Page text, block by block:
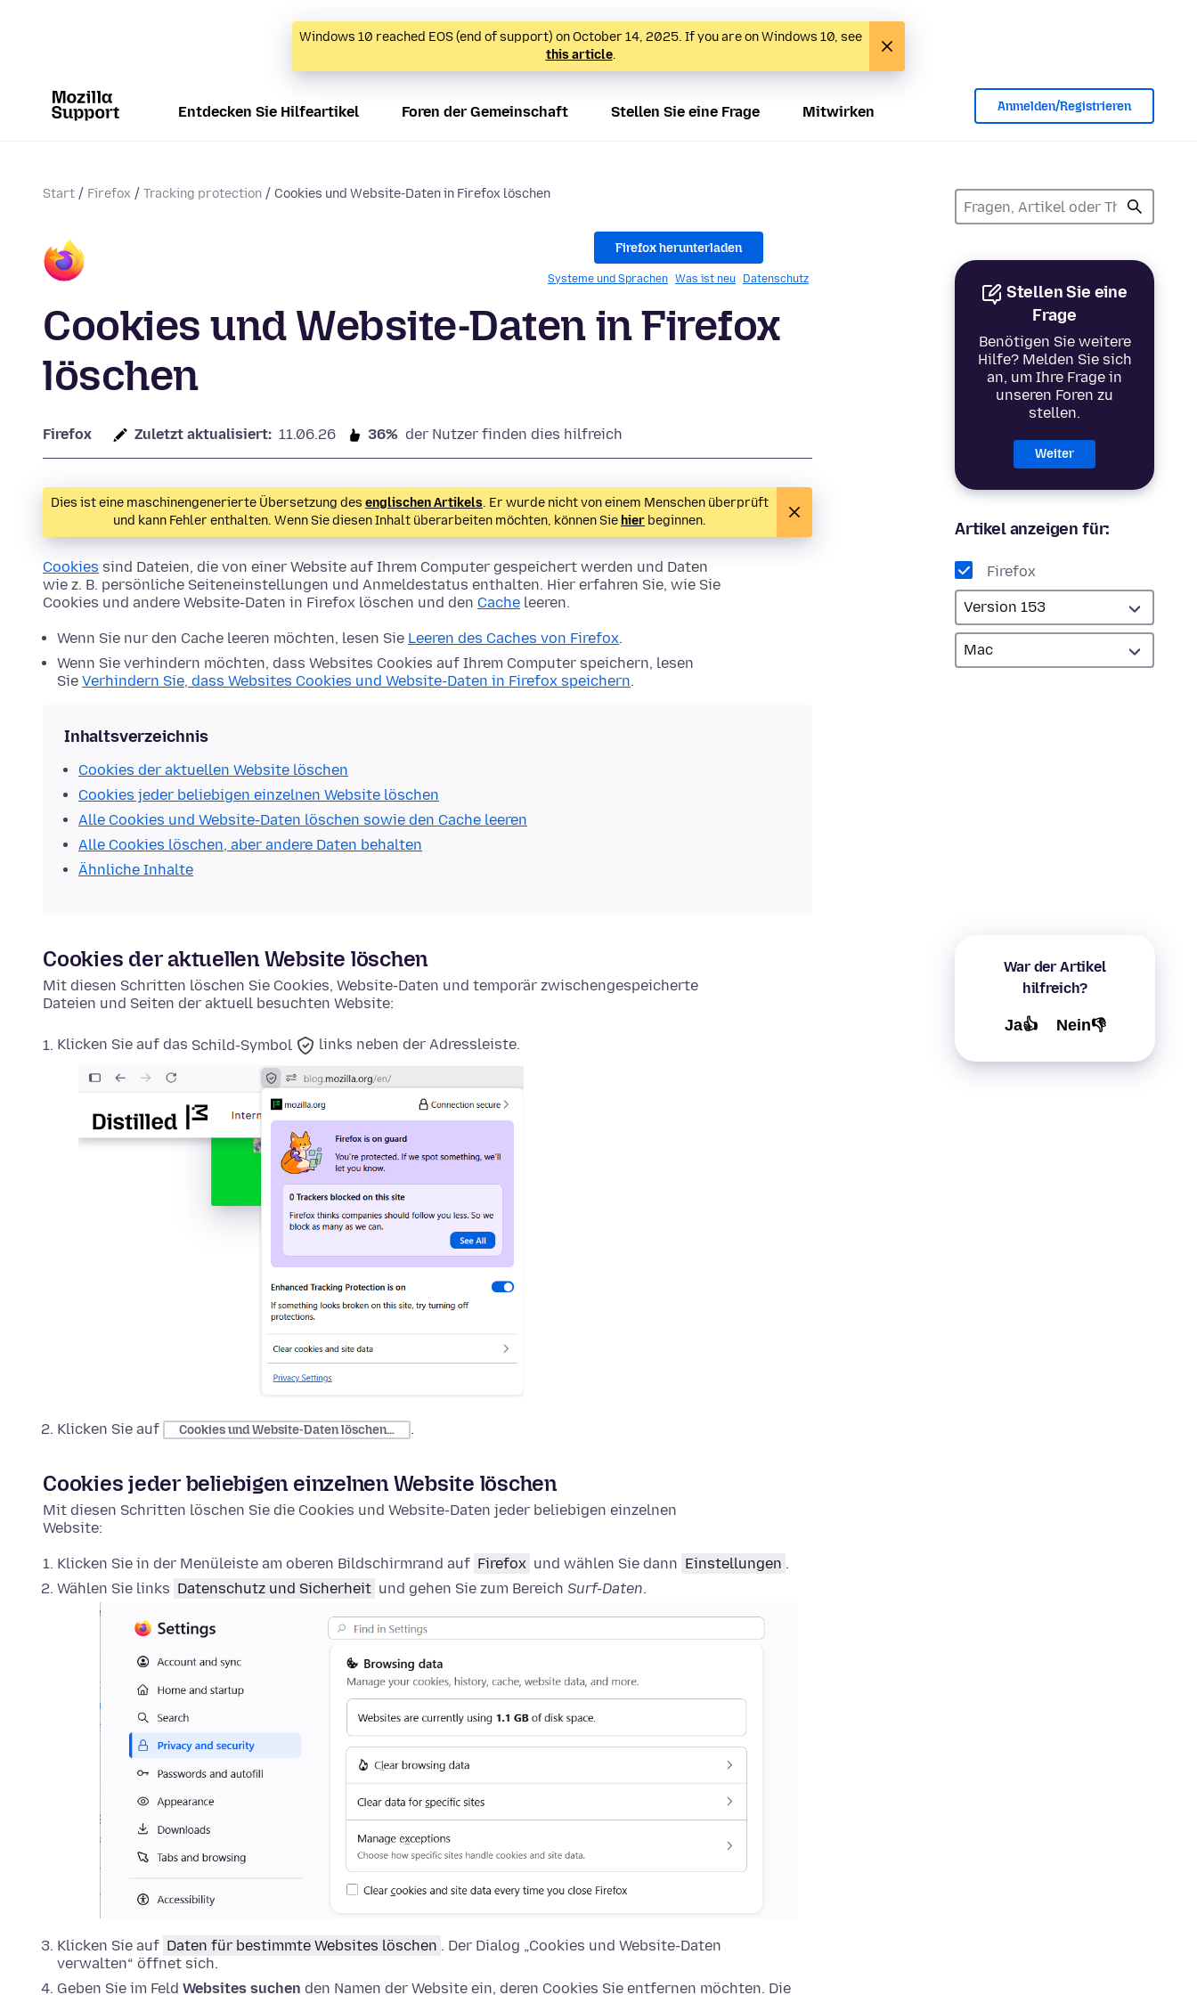
Windows 10 reached EOS (end of support) on October 14, 2025. If you are on Windows 10, see
this article.
Entdecken Sie Hilfeartikel Foren der Gemeinschaft Stellen Sie eine Frage Mitwirken Anmelden/Registrieren
Start Firefox Tracking protection Cookies und Website-Daten in Firefox löschen
Stellen Sie eine
Frage
Benötigen Sie weitere
Hilfe? Melden Sie sich
an, um Ihre Frage in
unseren Foren zu
stellen.
Weiter
Artikel anzeigen für:
Firefox
War der Artikel
hilfreich?
Ja👍 Nein👎
Firefox herunterladen
Systeme und Sprachen Was ist neu Datenschutz
Cookies und Website-Daten in Firefox
löschen
Firefox Zuletzt aktualisiert: 11.06.26 36% der Nutzer finden dies hilfreich
Dies ist eine maschinengenerierte Übersetzung des englischen Artikels. Er wurde nicht von einem Menschen überprüft
und kann Fehler enthalten. Wenn Sie diesen Inhalt überarbeiten möchten, können Sie hier beginnen.
Cookies sind Dateien, die von einer Website auf Ihrem Computer gespeichert werden und Daten
wie z. B. persönliche Seiteneinstellungen und Anmeldestatus enthalten. Hier erfahren Sie, wie Sie
Cookies und andere Website-Daten in Firefox löschen und den Cache leeren.
Wenn Sie nur den Cache leeren möchten, lesen Sie Leeren des Caches von Firefox.
Wenn Sie verhindern möchten, dass Websites Cookies auf Ihrem Computer speichern, lesen
Sie Verhindern Sie, dass Websites Cookies und Website-Daten in Firefox speichern.
Inhaltsverzeichnis
Cookies der aktuellen Website löschen
Cookies jeder beliebigen einzelnen Website löschen
Alle Cookies und Website-Daten löschen sowie den Cache leeren
Alle Cookies löschen, aber andere Daten behalten
Ähnliche Inhalte
Cookies der aktuellen Website löschen
Mit diesen Schritten löschen Sie Cookies, Website-Daten und temporär zwischengespeicherte
Dateien und Seiten der aktuell besuchten Website:
Klicken Sie auf das Schild-Symbol links neben der Adressleiste.
Klicken Sie auf Cookies und Website-Daten löschen… .
Cookies jeder beliebigen einzelnen Website löschen
Mit diesen Schritten löschen Sie die Cookies und Website-Daten jeder beliebigen einzelnen
Website:
Klicken Sie in der Menüleiste am oberen Bildschirmrand auf Firefox und wählen Sie dann Einstellungen .
Wählen Sie links Datenschutz und Sicherheit und gehen Sie zum Bereich Surf-Daten.
Klicken Sie auf Daten für bestimmte Websites löschen . Der Dialog „Cookies und Website-Daten
verwalten“ öffnet sich.
Geben Sie im Feld Websites suchen den Namen der Website ein, deren Cookies Sie entfernen möchten. Die